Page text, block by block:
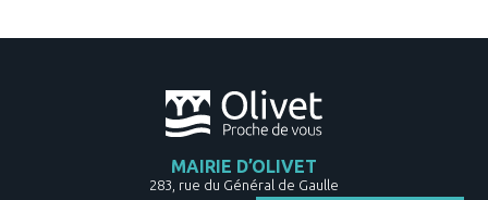
MAIRIE D’OLIVET
283, rue du Général de Gaulle